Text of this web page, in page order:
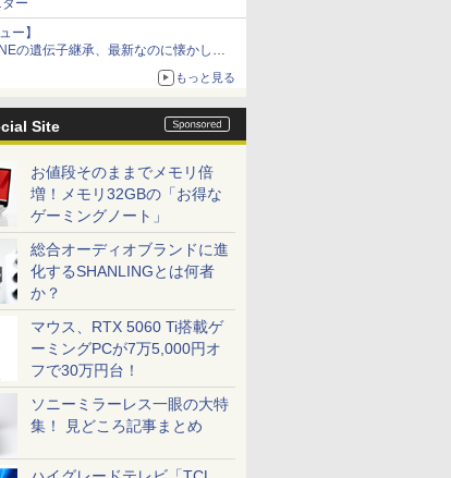
ー
ー】
の遺伝子継承、最新なのに懐かし
る音”Tecnologia e Cuore「DS-TC52B」
もっと見る
Site
お値段そのままでメモリ倍
増！メモリ32GBの「お得な
ゲーミングノート」
総合オーディオブランドに進
化するSHANLINGとは何者
か？
マウス、RTX 5060 Ti搭載ゲ
ーミングPCが7万5,000円オ
フで30万円台！
ソニーミラーレス一眼の大特
集！ 見どころ記事まとめ